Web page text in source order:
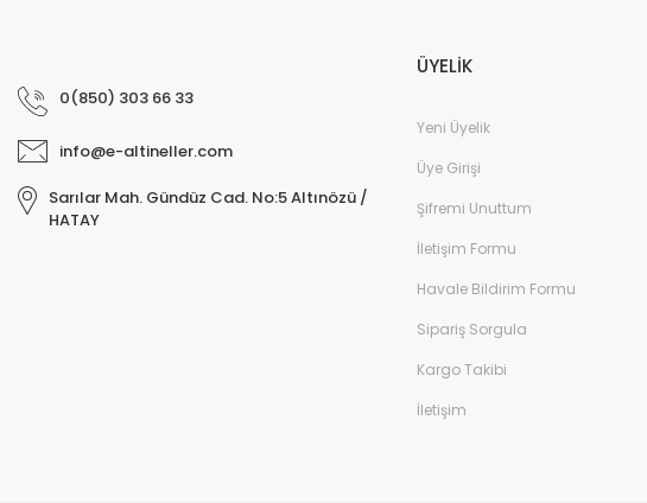
0(850) 303 66 33
info@e-altineller.com
Sarılar Mah. Gündüz Cad. No:5 Altınözü /
HATAY
ÜYELİK
Yeni Üyelik
Üye Girişi
Şifremi Unuttum
İletişim Formu
Havale Bildirim Formu
Sipariş Sorgula
Kargo Takibi
İletişim